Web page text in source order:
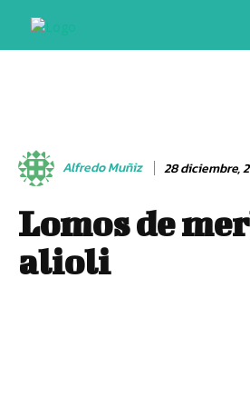
Alfredo Muñiz 28 diciembre,
Lomos de
alioli